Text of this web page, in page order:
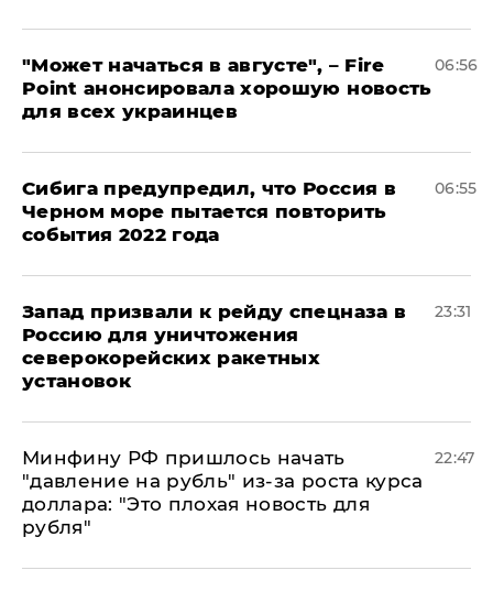
"Может начаться в августе", – Fire
Point анонсировала хорошую новость
для всех украинцев
06:56
Сибига предупредил, что Россия в
Черном море пытается повторить
события 2022 года
06:55
Запад призвали к рейду спецназа в
Россию для уничтожения
северокорейских ракетных
установок
23:31
Минфину РФ пришлось начать
"давление на рубль" из-за роста курса
доллара: "Это плохая новость для
рубля"
22:47